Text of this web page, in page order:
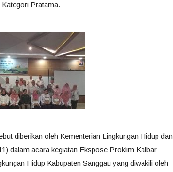
Pratama.
diberikan oleh Kementerian Lingkungan Hidup dan
dalam acara kegiatan Ekspose Proklim Kalbar
Hidup Kabupaten Sanggau yang diwakili oleh